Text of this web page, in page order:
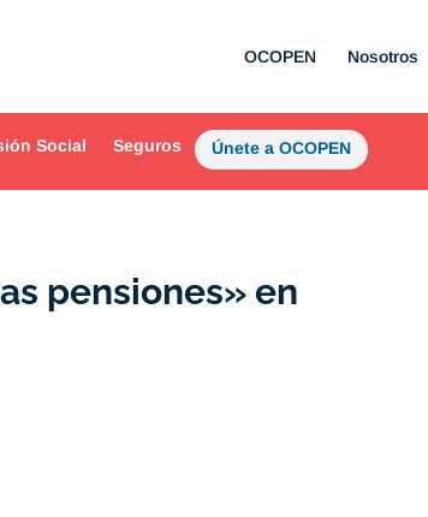
OCOPEN Nosotros
Social Seguros Únete a OCOPEN
pensiones» en